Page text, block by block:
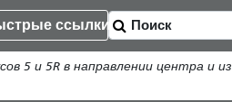
ссылки
5 и 5R в направлении центра и из